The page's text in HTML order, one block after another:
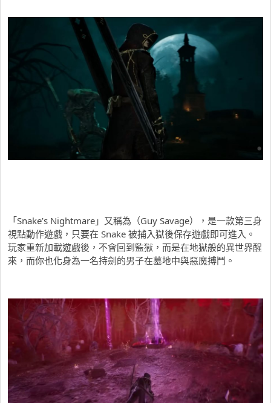
「Snake’s Nightmare」又稱為（Guy Savage），是一款第三身
視點動作遊戲，只要在 Snake 被捕入獄後保存遊戲即可進入。
玩家重新加載遊戲後，不會回到監獄，而是在地獄般的異世界醒
來，而你也化身為一名持劍的男子在墓地中與惡魔搏鬥。